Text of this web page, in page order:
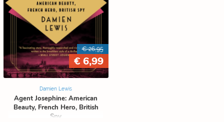
€ 26,95
€ 6,99
Damien Lewis
Agent Josephine: American
Beauty, French Hero, British
Spy